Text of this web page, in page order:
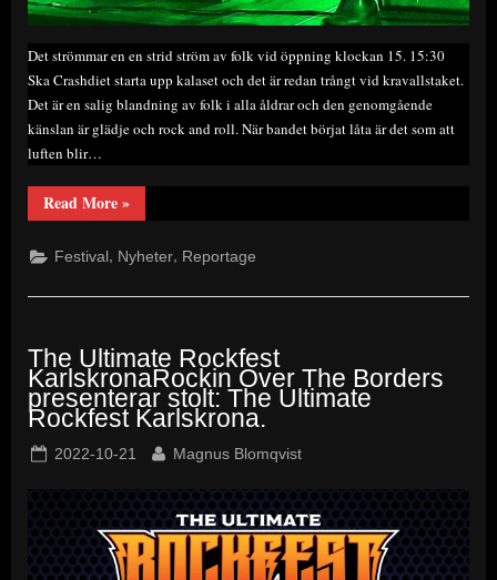
Det strömmar en en strid ström av folk vid öppning klockan 15. 15:30
Ska Crashdiet starta upp kalaset och det är redan trångt vid kravallstaket.
Det är en salig blandning av folk i alla åldrar och den genomgående
känslan är glädje och rock and roll. När bandet börjat låta är det som att
luften blir…
Read More“The
Ultimate
–
Karlskona
25
»
Festival , Nyheter, Reportage
The Ultimate Rockfest
KarlskronaRockin Over The Borders
presenterar stolt: The Ultimate
Rockfest Karlskrona.
Posted
2022-10-21 By
Magnus Blomqvist